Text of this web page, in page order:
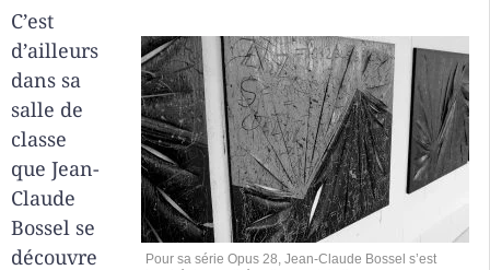
Pour sa série Opus 28, Jean-Claude Bossel s’est
C’est
d’ailleurs
dans sa
salle de
classe
que Jean-
Claude
Bossel se
découvre